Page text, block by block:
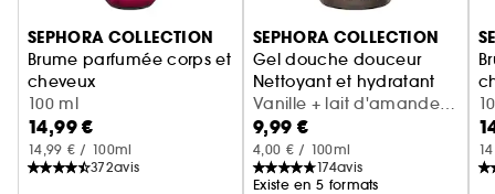
Ignorer le carrousel produits
SEPHORA COLLECTION
Brume parfumée corps et
cheveux
Cerise + crème fouettée
100 ml
14,99 €
14,99 € / 100ml
372avis
SEPHORA COLLECTION
Gel douche douceur
Nettoyant et hydratant
Vanille + lait d'amande
(300 ml)
9,99 €
4,00 € / 100ml
174avis
Existe en 5 formats